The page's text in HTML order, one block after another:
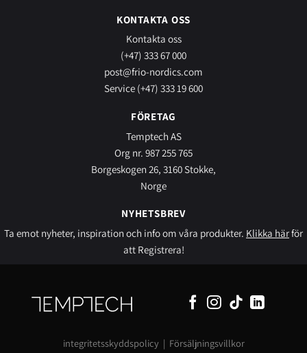
KONTAKTA OSS
Kontakta oss
(+47) 333 67 000
post@frio-nordics.com
Service (+47) 333 19 600
FÖRETAG
Temptech AS
Org nr. 987 255 765
Borgeskogen 26, 3160 Stokke,
Norge
NYHETSBREV
Ta emot nyheter, inspiration och info om våra produkter. Klikka härför
att Registrera!
integritetsskyddspolicy| Försäljningsvillkor